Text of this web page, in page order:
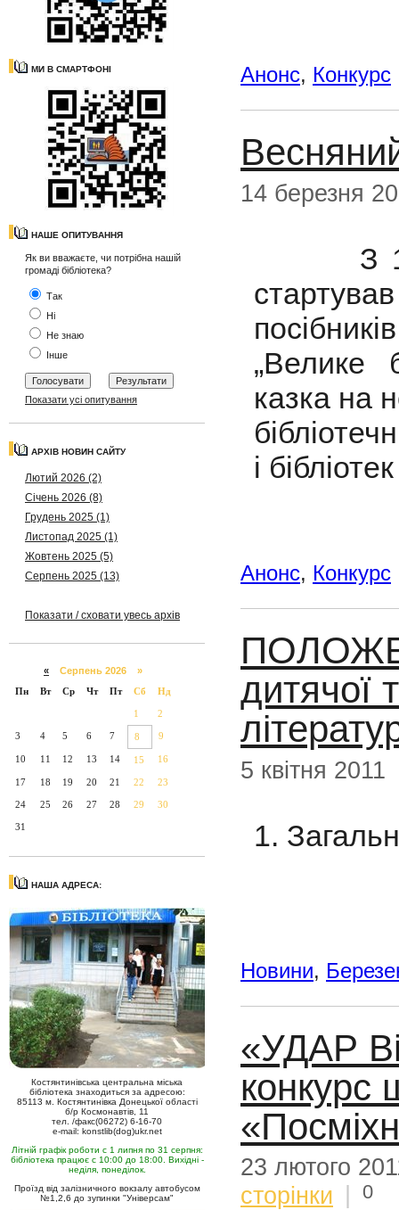
МИ В СМАРТФОНІ
НАШЕ ОПИТУВАННЯ
Як ви вважаєте, чи потрібна нашій
громаді бібліотека?
Так
Ні
Не знаю
Інше
Показати усі опитування
АРХІВ НОВИН САЙТУ
Лютий 2026 (2)
Січень 2026 (8)
Грудень 2025 (1)
Листопад 2025 (1)
Жовтень 2025 (5)
Серпень 2025 (13)
Показати / сховати увесь архів
« Серпень 2026 »
Пн
Вт Ср Чт Пт Сб Нд
1 2
3 4 5 6 7 8 9
10 11 12 13 14 15 16
17 18 19 20 21 22 23
24 25 26 27 28 29 30
31
НАША АДРЕСА:
Костянтинівська центральна міська
бібліотека знаходиться за адресою:
85113 м. Костянтинівка Донецької області
б/р Космонавтів, 11
тел. /факс(06272) 6-16-70
e-mail: konstlib(dog)ukr.net
Літній графік роботи с 1 липня по 31 серпня:
бібліотека працює с 10:00 до 18:00. Вихідні -
неділя, понеділок.
Проїзд від залізничного вокзалу автобусом
№1,2,6 до зупинки "Універсам"
Анонс, Конкурс
14 березня
З 1
„Велике
казка на
і
Анонс, Конкурс
дитячої
5 квітня 2011
1.
Новини,
«УДАР
конкурс
23 лютого
сторінки
0